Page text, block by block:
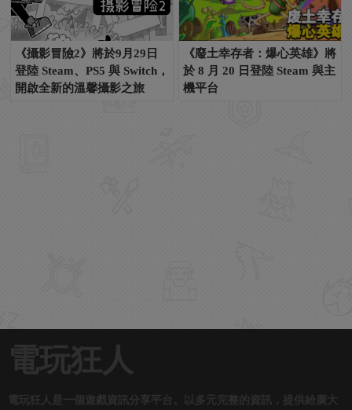
《攝影冒險2》將於9月29日
登陸 Steam、PS5 與 Switch，
開啟全新的溫馨攝影之旅
《廢土幸存者：爆心英雄》將
於 8 月 20 日登陸 Steam 與主
機平台
電玩狂人
電玩狂人是一個遊戲資訊分享平台。以多元完整的資訊，提供給廣大